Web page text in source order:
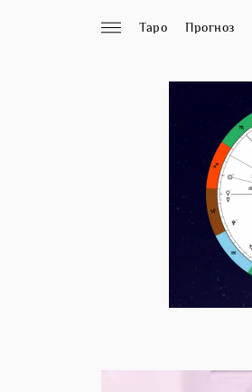
Таро Прогноз